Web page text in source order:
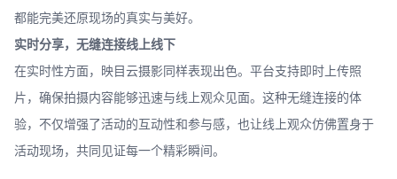
都能完美还原现场的真实与美好。
实时分享，无缝连接线上线下
在实时性方面，映目云摄影同样表现出色。平台支持即时上传照
片，确保拍摄内容能够迅速与线上观众见面。这种无缝连接的体
验，不仅增强了活动的互动性和参与感，也让线上观众仿佛置身于
活动现场，共同见证每一个精彩瞬间。